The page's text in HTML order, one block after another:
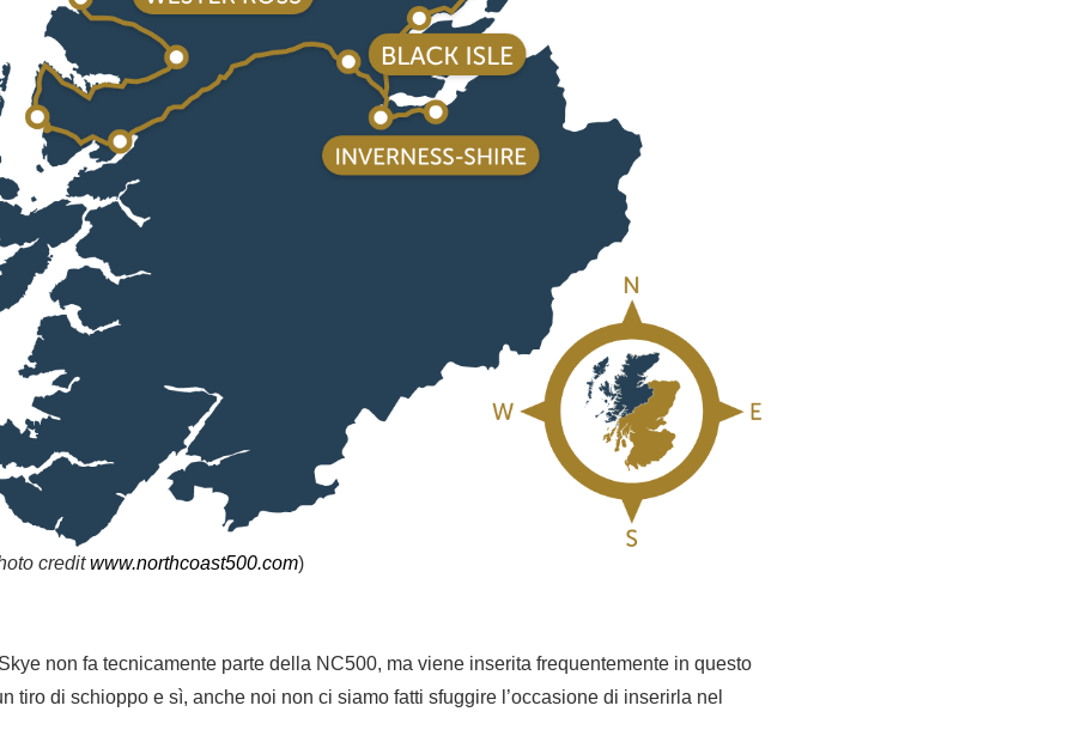
creditwww.northcoast500.com)
non fa tecnicamente parte della NC500, ma viene inserita frequentemente in questo
tiro di schioppo e sì, anche noi non ci siamo fatti sfuggire l’occasione di inserirla nel